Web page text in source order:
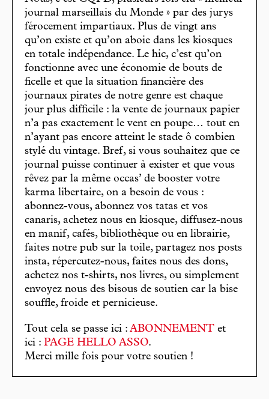
journal marseillais du Monde » par des jurys
férocement impartiaux. Plus de vingt ans
qu’on existe et qu’on aboie dans les kiosques
en totale indépendance. Le hic, c’est qu’on
fonctionne avec une économie de bouts de
ficelle et que la situation financière des
journaux pirates de notre genre est chaque
jour plus difficile : la vente de journaux papier
n’a pas exactement le vent en poupe… tout en
n’ayant pas encore atteint le stade ô combien
stylé du vintage. Bref, si vous souhaitez que ce
journal puisse continuer à exister et que vous
rêvez par la même occas’ de booster votre
karma libertaire, on a besoin de vous :
abonnez-vous, abonnez vos tatas et vos
canaris, achetez nous en kiosque, diffusez-nous
en manif, cafés, bibliothèque ou en librairie,
faites notre pub sur la toile, partagez nos posts
insta, répercutez-nous, faites nous des dons,
achetez nos t-shirts, nos livres, ou simplement
envoyez nous des bisous de soutien car la bise
souffle, froide et pernicieuse.
Tout cela se passe ici : ABONNEMENT et
ici : PAGE HELLO ASSO.
Merci mille fois pour votre soutien !